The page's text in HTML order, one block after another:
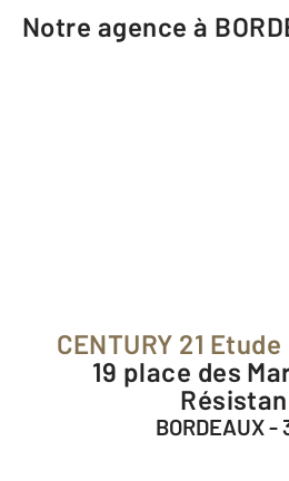
Notre agence à
CENTURY 21
19 place des Martyrs de la
BORDEAUX